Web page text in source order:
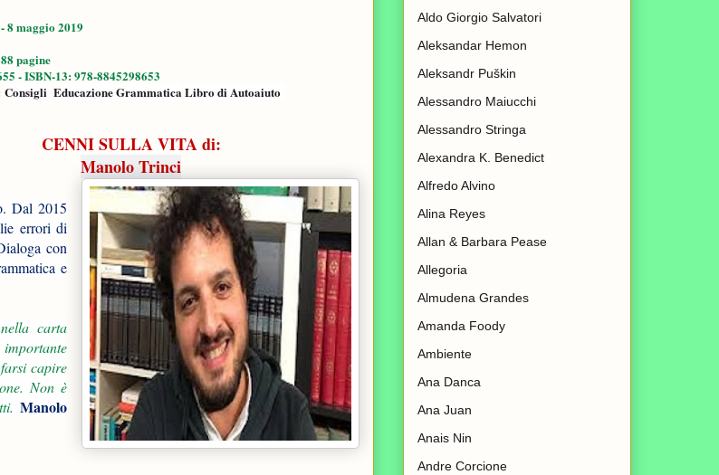
8 maggio 2019
pagine
- ISBN-13: 978-8845298653
Consigli EducazioneGrammaticaLibro di Autoaiuto
CENNI SULLA VITA di:
Manolo Trinci
Dal 2015
errori di
con
e
carta
capire
Non è
Manolo
Aldo Giorgio Salvatori
Aleksandar Hemon
Aleksandr Puškin
Alessandro Maiucchi
Alessandro Stringa
Alexandra K. Benedict
Alfredo Alvino
Alina Reyes
Allan & Barbara Pease
Allegoria
Almudena Grandes
Amanda Foody
Ambiente
Ana Danca
Ana Juan
Anais Nin
Andre Corcione